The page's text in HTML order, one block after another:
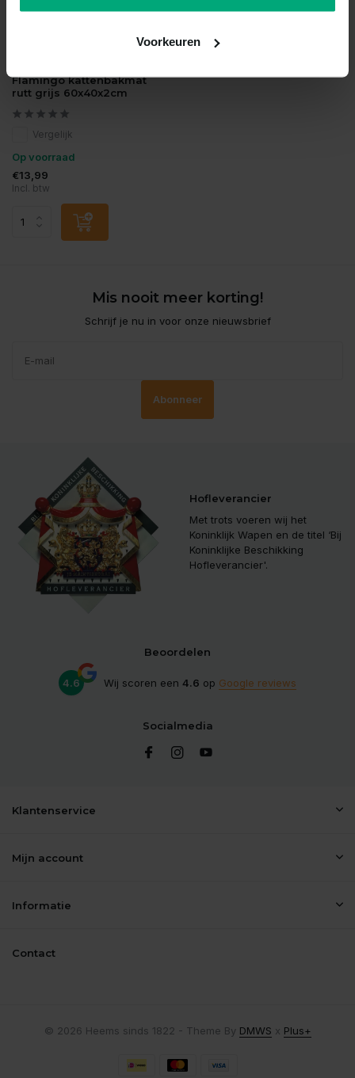
Voorkeuren
Flamingo kattenbakmat
rutt grijs 60x40x2cm
Vergelijk
Op voorraad
€13,99
Incl. btw
Mis nooit meer korting!
Schrijf je nu in voor onze nieuwsbrief
Abonneer
Hofleverancier
Met trots voeren wij het
Koninklijk Wapen en de titel ‘Bij
Koninklijke Beschikking
Hofleverancier'.
Beoordelen
4.6 Wij scoren een 4.6 op Google reviews
Socialmedia
Klantenservice
Mijn account
Informatie
Contact
© 2026 Heems sinds 1822 - Theme By DMWS x Plus+